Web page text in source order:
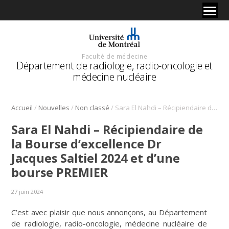
Faculté de médecine
Département de radiologie, radio-oncologie et
médecine nucléaire
Accueil / Nouvelles / Non classé / Sara El Nahdi – Récipiendaire de la Bourse d’excellence Dr Jacques Saltiel 2024 et d’une bourse PREMIER
Sara El Nahdi – Récipiendaire de
la Bourse d’excellence Dr
Jacques Saltiel 2024 et d’une
bourse PREMIER
27 juin 2024
C’est avec plaisir que nous annonçons, au Département
de radiologie, radio-oncologie, médecine nucléaire de